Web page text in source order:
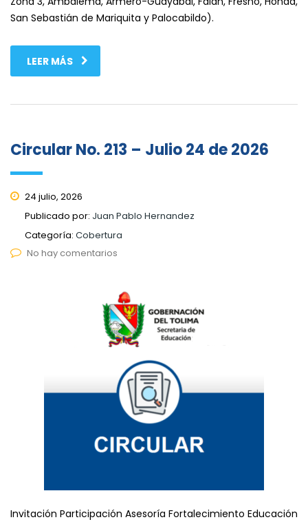
San Sebastián de Mariquita y Palocabildo).
LEER MÁS
Circular No. 213 – Julio 24 de 2026
24 julio, 2026
Publicado por: Juan Pablo Hernandez
Categoría: Cobertura
No hay comentarios
Invitación Participación Asesoría Fortalecimiento Educación